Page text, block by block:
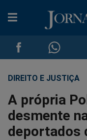
Compartilhar
no
Facebook
no
Whatsapp
DIREITO E JUSTIÇA
A própria
desmente
deportados